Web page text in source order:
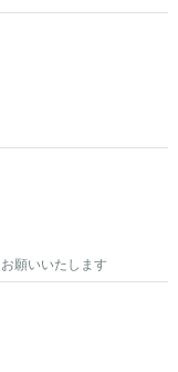
願いいたします